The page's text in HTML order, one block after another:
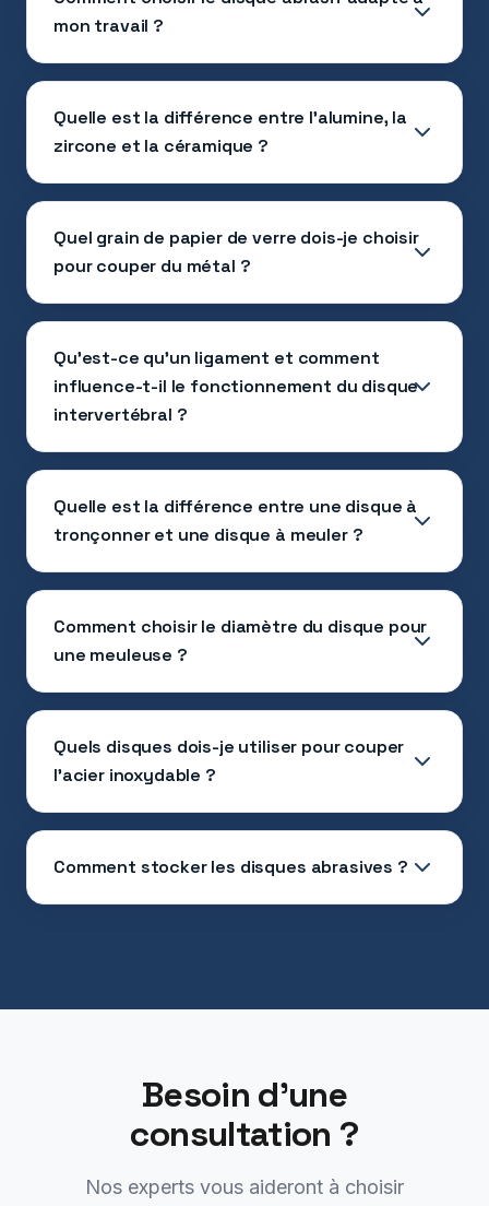
mon travail ?
Quelle est la différence entre l'alumine, la
zircone et la céramique ?
Quel grain de papier de verre dois-je choisir
pour couper du métal ?
Qu'est-ce qu'un ligament et comment
influence-t-il le fonctionnement du disque
intervertébral ?
Quelle est la différence entre une disque à
tronçonner et une disque à meuler ?
Comment choisir le diamètre du disque pour
une meuleuse ?
Quels disques dois-je utiliser pour couper
l'acier inoxydable ?
Comment stocker les disques abrasives ?
Besoin d'une
consultation ?
Nos experts vous aideront à choisir